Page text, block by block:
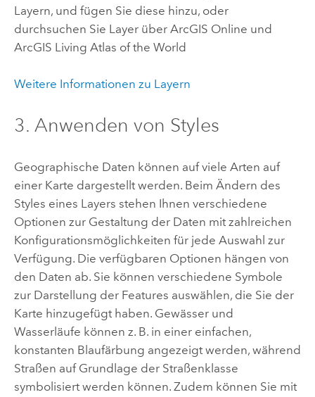
Layern, und fügen Sie diese hinzu, oder
durchsuchen Sie Layer über ArcGIS Online und
ArcGIS Living Atlas of the World
Weitere Informationen zu Layern
3. Anwenden von Styles
Geographische Daten können auf viele Arten auf
einer Karte dargestellt werden. Beim Ändern des
Styles eines Layers stehen Ihnen verschiedene
Optionen zur Gestaltung der Daten mit zahlreichen
Konfigurationsmöglichkeiten für jede Auswahl zur
Verfügung. Die verfügbaren Optionen hängen von
den Daten ab. Sie können verschiedene Symbole
zur Darstellung der Features auswählen, die Sie der
Karte hinzugefügt haben. Gewässer und
Wasserläufe können z. B. in einer einfachen,
konstanten Blaufärbung angezeigt werden, während
Straßen auf Grundlage der Straßenklasse
symbolisiert werden können. Zudem können Sie mit